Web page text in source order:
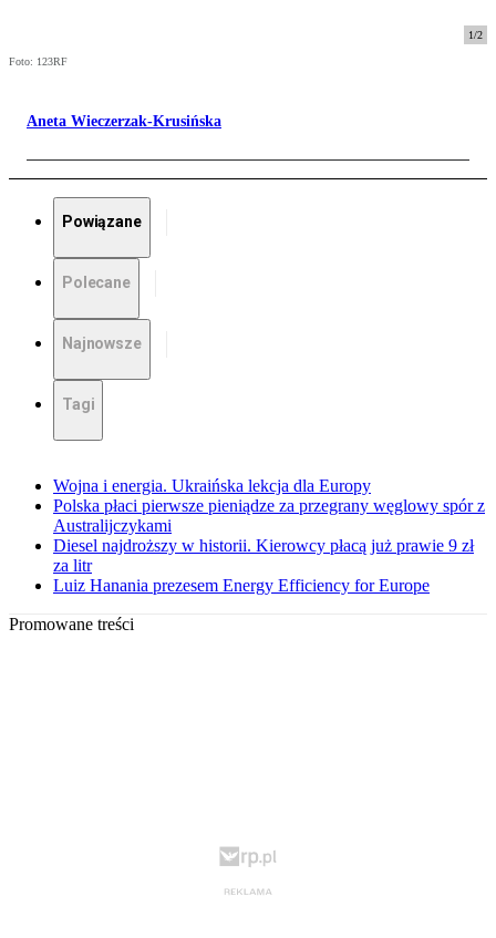
1/2
Foto: 123RF
Aneta Wieczerzak-Krusińska
Powiązane
Polecane
Najnowsze
Tagi
Wojna i energia. Ukraińska lekcja dla Europy
Polska płaci pierwsze pieniądze za przegrany węglowy spór z
Australijczykami
Diesel najdroższy w historii. Kierowcy płacą już prawie 9 zł
za litr
Luiz Hanania prezesem Energy Efficiency for Europe
Promowane treści